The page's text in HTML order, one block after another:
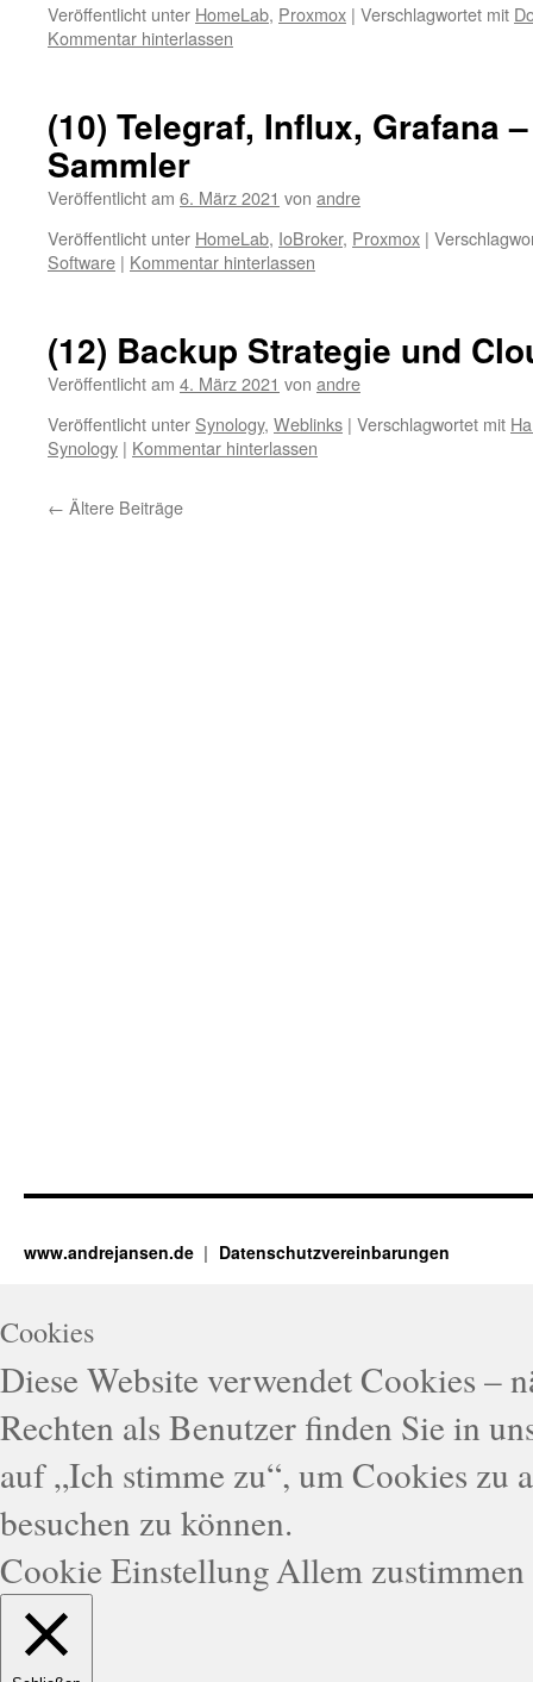
Veröffentlicht unter HomeLab, Proxmox | Verschlagwortet mit
Kommentar hinterlassen
(10) Telegraf, Influx, Grafana
Sammler
Veröffentlicht am 6. März 2021 von andre
Veröffentlicht unter HomeLab, IoBroker, Proxmox |
Software | Kommentar hinterlassen
(12) Backup Strategie und
Veröffentlicht am 4. März 2021 von andre
Veröffentlicht unter Synology, Weblinks | Verschlagwortet mit
Synology | Kommentar hinterlassen
← Ältere Beiträge
www.andrejansen.de Datenschutzvereinbarungen
Cookies
Diese Website verwendet Cookies –
Rechten als Benutzer finden Sie in
auf „Ich stimme zu“, um Cookies zu
besuchen zu können.
Cookie EinstellungAllem zustimmen